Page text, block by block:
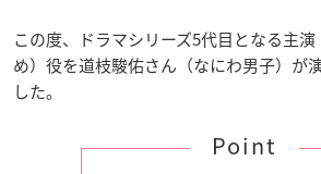
この度、ドラマシリーズ5代目となる主
め）役を道枝駿佑さん（なにわ男子）が
した。
Point